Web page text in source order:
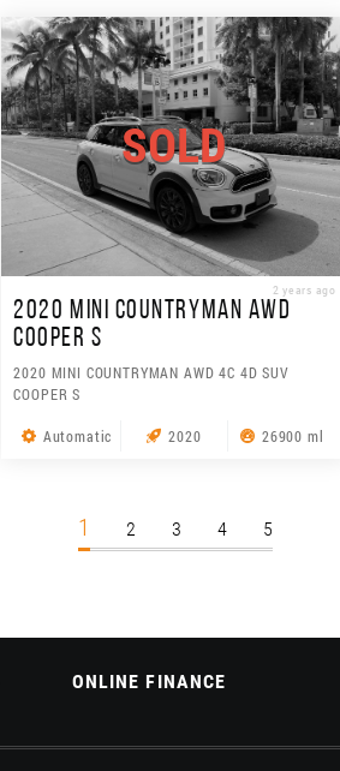
SOLD
2 years ago
2020 MINI COUNTRYMAN AWD
COOPER S
2020 MINI COUNTRYMAN AWD 4C 4D SUV
COOPER S
Automatic 2020 26900 ml
1 2 3 4 5
ONLINE FINANCE